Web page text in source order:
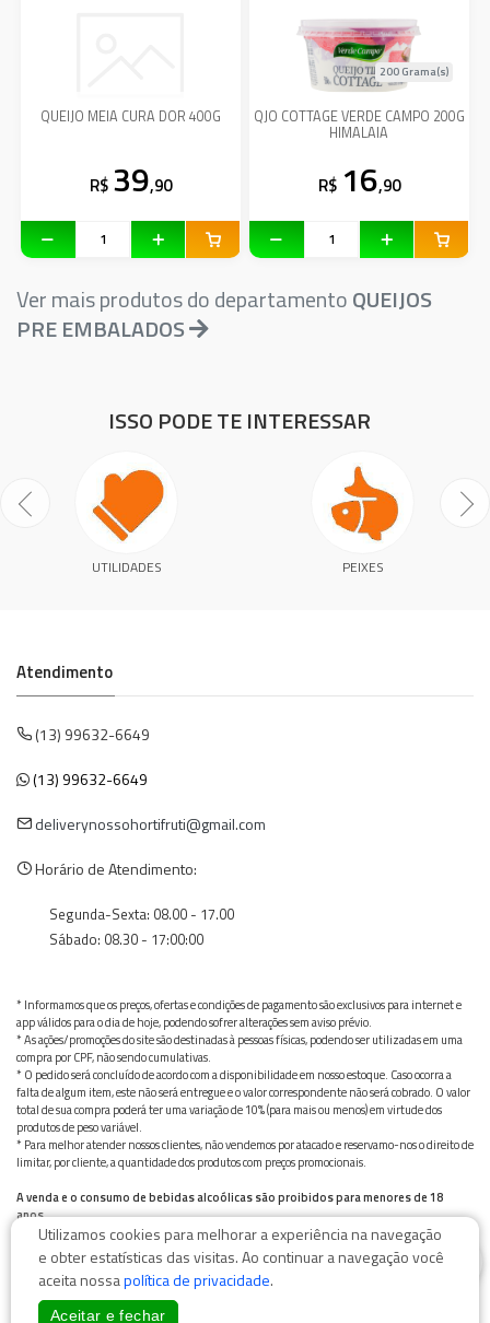
QUEIJO MEIA CURA DOR 400G
R$ 39,90
QJO COTTAGE VERDE CAMPO 200G
HIMALAIA
200 Grama(s)
R$ 16,90
Ver mais produtos do departamentoQUEIJOS
PRE EMBALADOS
ISSO PODE TE INTERESSAR
UTILIDADES PEIXES
Atendimento
(13) 99632-6649
(13) 99632-6649
deliverynossohortifruti@gmail.com
Horário de Atendimento:
Segunda-Sexta: 08.00 - 17.00
Sábado: 08.30 - 17:00:00
* Informamos que os preços, ofertas e condições de pagamento são exclusivos para internet e
app válidos para o dia de hoje, podendo sofrer alterações sem aviso prévio.
* As ações/promoções do site são destinadas à pessoas físicas, podendo ser utilizadas em uma
compra por CPF, não sendo cumulativas.
* O pedido será concluído de acordo com a disponibilidade em nosso estoque. Caso ocorra a
falta de algum item, este não será entregue e o valor correspondente não será cobrado. O valor
total de sua compra poderá ter uma variação de 10% (para mais ou menos) em virtude dos
produtos de peso variável.
* Para melhor atender nossos clientes, não vendemos por atacado e reservamo-nos o direito de
limitar, por cliente, a quantidade dos produtos com preços promocionais.
A venda e o consumo de bebidas alcoólicas são proibidos para menores de 18
anos.
Bebida alcoólica pode causar dependência química e, em excesso, provoca graves males à saúde.
Beba com moderação
Utilizamos cookies para melhorar a experiência na navegação
e obter estatísticas das visitas. Ao continuar a navegação você
aceita nossapolítica de privacidade.
Aceitar e fechar